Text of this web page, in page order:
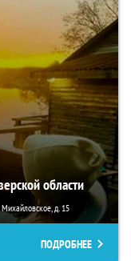
области
д. 15
ПОДРОБНЕЕ